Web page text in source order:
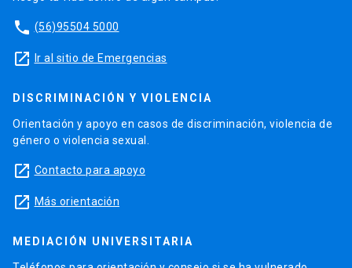
phone (56)95504 5000
launch Ir al sitio de Emergencias
DISCRIMINACIÓN Y VIOLENCIA
Orientación y apoyo en casos de discriminación, violencia de
género o violencia sexual.
launch Contacto para apoyo
launch Más orientación
MEDIACIÓN UNIVERSITARIA